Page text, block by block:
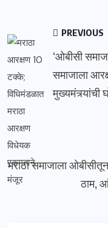
PREVIOUS
‘ओबीसी
समाजाला
मुख्यमंत्र्यांची
मराठा समाजाला
ठाम,